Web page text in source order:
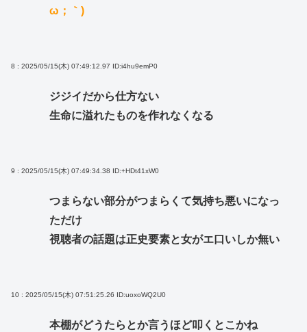
ω；｀)
8 : 2025/05/15(木) 07:49:12.97 ID:i4hu9emP0
ジジイだから仕方ない
生命に溢れたものを作れなくなる
9 : 2025/05/15(木) 07:49:34.38 ID:+HDt41xW0
つまらない部分がつまらくて気持ち悪いになっ
ただけ
視聴者の話題は正史要素と女がエ口いしか無い
10 : 2025/05/15(木) 07:51:25.26 ID:uoxoWQ2U0
本棚がどうたらとか言うほど叩くとこかね